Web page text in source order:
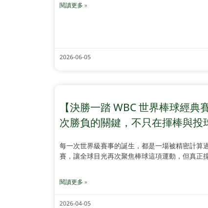
閱讀更多 »
2026-06-05
【決勝一踏 WBC 世界棒球經
次勝負的關鍵，不只在揮棒與投
每一次世界級賽事的誕生，都是一場被精密計算
賽，讓全球目光再次聚焦棒球這項運動，但真正
閱讀更多 »
2026-04-05